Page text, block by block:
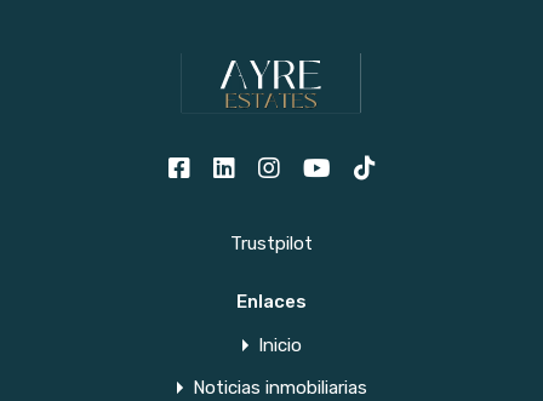
Trustpilot
Enlaces
Inicio
Noticias inmobiliarias